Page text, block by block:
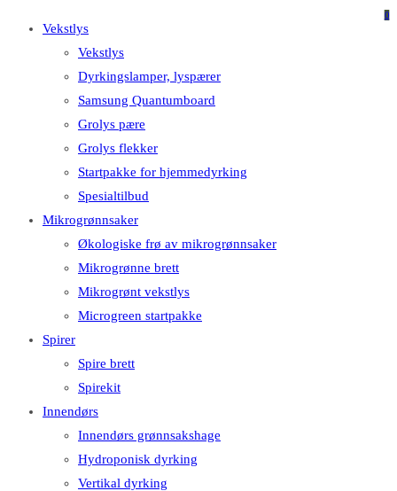
0
å
lukke
Vekstlys
Vekstlys
Dyrkingslamper, lyspærer
Samsung Quantumboard
Grolys pære
Grolys flekker
Startpakke for hjemmedyrking
Spesialtilbud
Mikrogrønnsaker
Økologiske frø av mikrogrønnsaker
Mikrogrønne brett
Mikrogrønt vekstlys
Microgreen startpakke
Spirer
Spire brett
Spirekit
Innendørs
Innendørs grønnsakshage
Hydroponisk dyrking
Vertikal dyrking